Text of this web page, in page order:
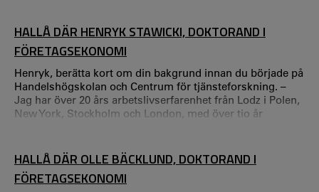
attraktivt. – Det handlar om skills, säger Emma Sundh. Vi
ger gamla saker nytt liv genom att göra dem snygga igen
och det gör Rundgång intressant.
HALLÅ DÄR HENRYK STAWICKI, DOKTORAND I
FÖRETAGSEKONOMI
Henryk, berätta kort om din bakgrund innan du började på
Handelshögskolan och Centrum för tjänsteforskning. –
Jag har över 20 års arbetslivserfarenhet från Lodz i Polen,
New York, Stockholm och London, med över tio år
HALLÅ DÄR OLLE BÄCKLUND, DOKTORAND I
FÖRETAGSEKONOMI